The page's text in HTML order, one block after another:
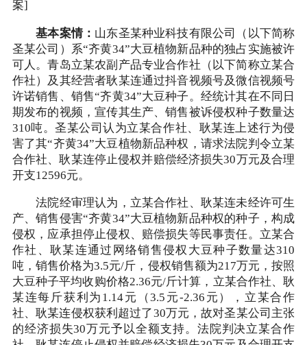
案]
基本案情： 山东圣某种业科技有限公司（以下简称
圣某公司）系“齐黄34”大豆植物新品种的独占实施被许
可人。青岛立某农副产品专业合作社（以下简称立某合
作社）及其经营者耿某连通过抖音视频号及微信视频号
许诺销售、销售“齐黄34”大豆种子。经统计其在不同日
期发布的视频，宣传其生产、销售被诉侵权种子数量达
310吨。圣某公司认为立某合作社、耿某连上述行为侵
害了其“齐黄34”大豆植物新品种权，请求法院判令立某
合作社、耿某连停止侵权并赔偿经济损失30万元及合理
开支12596元。
法院经审理认为，立某合作社、耿某连未经许可生
产、销售侵害“齐黄34”大豆植物新品种权的种子，构成
侵权，应承担停止侵权、赔偿损失等民事责任。立某合
作社、耿某连通过网络销售侵权大豆种子数量达310
吨，销售价格为3.5元/斤，侵权销售额为217万元，按照
大豆种子平均收购价格2.36元/斤计算，立某合作社、耿
某连每斤获利为1.14元（3.5元-2.36元），立某合作
社、耿某连侵权获利超过了30万元，故对圣某公司主张
的经济损失30万元予以全额支持。法院判决立某合作